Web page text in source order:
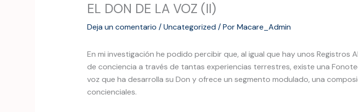
EL DON DE LA VOZ (II)
Deja un comentario /Uncategorized/ PorMacare_Admin
En mi investigación he podido percibir que, al igual que hay unos Registros
de conciencia a través de tantas experiencias terrestres, existe una
voz que ha desarrolla su Don y ofrece un segmento modulado, una
concienciales.